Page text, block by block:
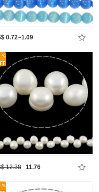
0.72~1.09
12.38 11.76